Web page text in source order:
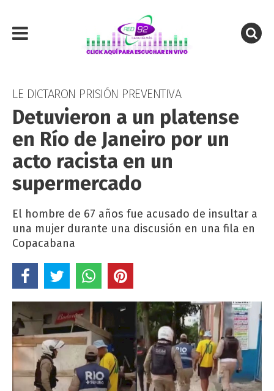
LE DICTARON PRISIÓN PREVENTIVA
Detuvieron a un platense
en Río de Janeiro por un
acto racista en un
supermercado
El hombre de 67 años fue acusado de insultar a
una mujer durante una discusión en una fila en
Copacabana